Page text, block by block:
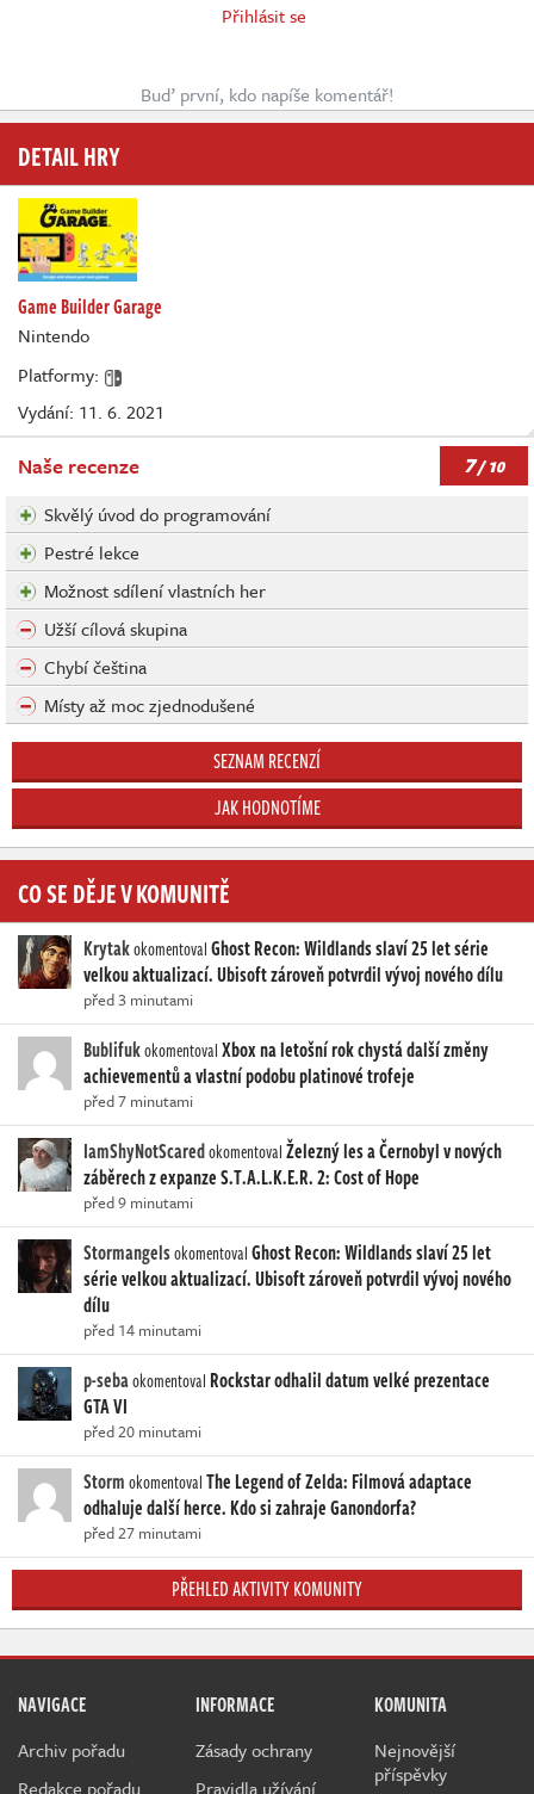
Přihlásit se
Buď první, kdo napíše komentář!
DETAIL HRY
Game Builder Garage
Nintendo
Platformy:
Vydání: 11. 6. 2021
Naše recenze 7/ 10
Skvělý úvod do programování
Pestré lekce
Možnost sdílení vlastních her
Užší cílová skupina
Chybí čeština
Místy až moc zjednodušené
SEZNAM RECENZÍ
JAK HODNOTÍME
CO SE DĚJE V KOMUNITĚ
KrytakokomentovalGhost Recon: Wildlands slaví 25 let série
velkou aktualizací. Ubisoft zároveň potvrdil vývoj nového dílu
před 3 minutami
BublifukokomentovalXbox na letošní rok chystá další změny
achievementů a vlastní podobu platinové trofeje
před 7 minutami
IamShyNotScaredokomentovalŽelezný les a Černobyl v nových
záběrech z expanze S.T.A.L.K.E.R. 2: Cost of Hope
před 9 minutami
StormangelsokomentovalGhost Recon: Wildlands slaví 25 let
série velkou aktualizací. Ubisoft zároveň potvrdil vývoj nového
dílu
před 14 minutami
p-sebaokomentoval Rockstar odhalil datum velké prezentace
GTA VI
před 20 minutami
StormokomentovalThe Legend of Zelda: Filmová adaptace
odhaluje další herce. Kdo si zahraje Ganondorfa?
před 27 minutami
PŘEHLED AKTIVITY KOMUNITY
NAVIGACE
Archiv pořadu
Redakce pořadu
INFORMACE
Zásady ochrany
Pravidla užívání
KOMUNITA
Nejnovější
příspěvky